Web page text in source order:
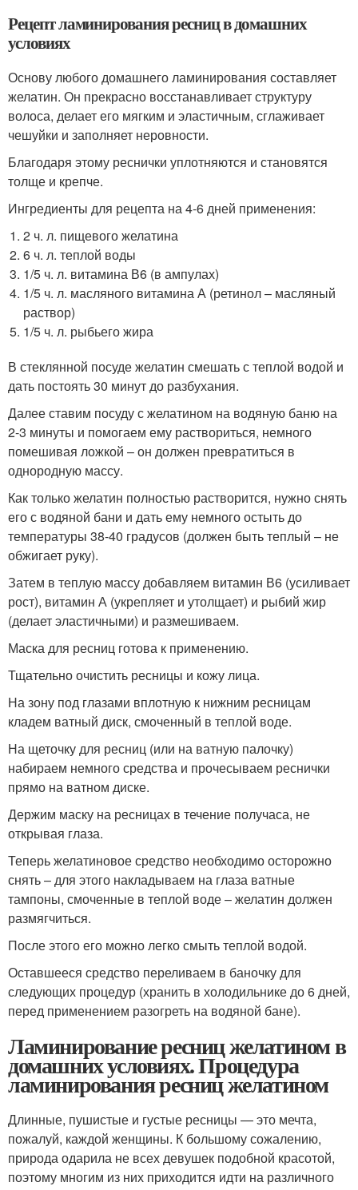
Рецепт ламинирования ресниц в домашних
условиях
Основу любого домашнего ламинирования составляет
желатин. Он прекрасно восстанавливает структуру
волоса, делает его мягким и эластичным, сглаживает
чешуйки и заполняет неровности.
Благодаря этому реснички уплотняются и становятся
толще и крепче.
Ингредиенты для рецепта на 4-6 дней применения:
2 ч. л. пищевого желатина
6 ч. л. теплой воды
1/5 ч. л. витамина В6 (в ампулах)
1/5 ч. л. масляного витамина А (ретинол – масляный
раствор)
1/5 ч. л. рыбьего жира
В стеклянной посуде желатин смешать с теплой водой и
дать постоять 30 минут до разбухания.
Далее ставим посуду с желатином на водяную баню на
2-3 минуты и помогаем ему раствориться, немного
помешивая ложкой – он должен превратиться в
однородную массу.
Как только желатин полностью растворится, нужно снять
его с водяной бани и дать ему немного остыть до
температуры 38-40 градусов (должен быть теплый – не
обжигает руку).
Затем в теплую массу добавляем витамин В6 (усиливает
рост), витамин А (укрепляет и утолщает) и рыбий жир
(делает эластичными) и размешиваем.
Маска для ресниц готова к применению.
Тщательно очистить ресницы и кожу лица.
На зону под глазами вплотную к нижним ресницам
кладем ватный диск, смоченный в теплой воде.
На щеточку для ресниц (или на ватную палочку)
набираем немного средства и прочесываем реснички
прямо на ватном диске.
Держим маску на ресницах в течение получаса, не
открывая глаза.
Теперь желатиновое средство необходимо осторожно
снять – для этого накладываем на глаза ватные
тампоны, смоченные в теплой воде – желатин должен
размягчиться.
После этого его можно легко смыть теплой водой.
Оставшееся средство переливаем в баночку для
следующих процедур (хранить в холодильнике до 6 дней,
перед применением разогреть на водяной бане).
Ламинирование ресниц желатином в
домашних условиях. Процедура
ламинирования ресниц желатином
Длинные, пушистые и густые ресницы — это мечта,
пожалуй, каждой женщины. К большому сожалению,
природа одарила не всех девушек подобной красотой,
поэтому многим из них приходится идти на различного